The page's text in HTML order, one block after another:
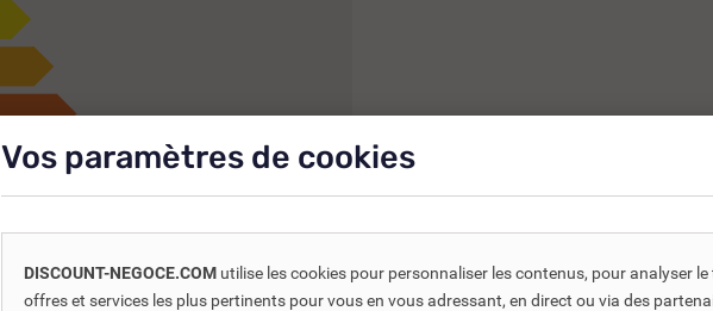
Vos paramètres de cookies
DISCOUNT-NEGOCE.COM utilise les cookies pour personnaliser les contenus, pour analyser
offres et services les plus pertinents pour vous en vous adressant, en direct ou via des